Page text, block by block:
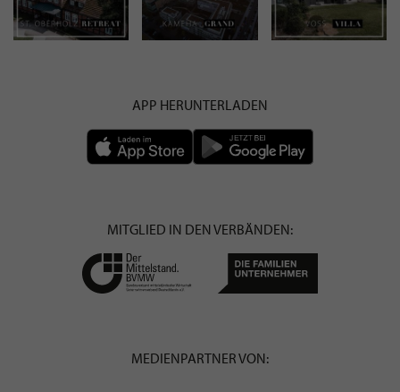
APP HERUNTERLADEN
MITGLIED IN DEN VERBÄNDEN:
MEDIENPARTNER VON: